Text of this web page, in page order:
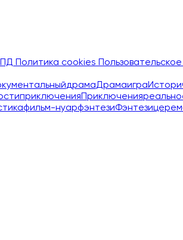
Политика cookies
драмаДрамаигра
приключенияПриключения
фильм-нуарфэнтезиФэнтези